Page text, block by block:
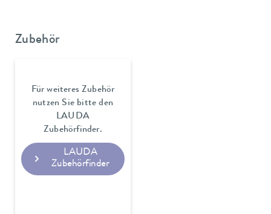
Zubehör
Für weiteres Zubehör
nutzen Sie bitte den
LAUDA
Zubehörfinder.
LAUDA
Zubehörfinder